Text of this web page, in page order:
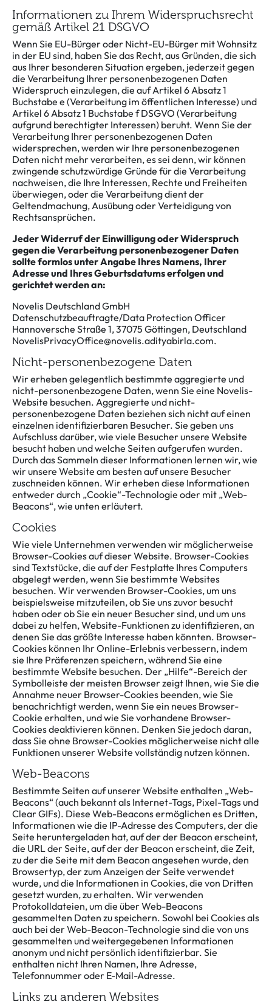
Informationen zu Ihrem Widerspruchsrecht
gemäß Artikel 21 DSGVO
Wenn Sie EU-Bürger oder Nicht-EU-Bürger mit Wohnsitz
in der EU sind, haben Sie das Recht, aus Gründen, die sich
aus Ihrer besonderen Situation ergeben, jederzeit gegen
die Verarbeitung Ihrer personenbezogenen Daten
Widerspruch einzulegen, die auf Artikel 6 Absatz 1
Buchstabe e (Verarbeitung im öffentlichen Interesse) und
Artikel 6 Absatz 1 Buchstabe f DSGVO (Verarbeitung
aufgrund berechtigter Interessen) beruht. Wenn Sie der
Verarbeitung Ihrer personenbezogenen Daten
widersprechen, werden wir Ihre personenbezogenen
Daten nicht mehr verarbeiten, es sei denn, wir können
zwingende schutzwürdige Gründe für die Verarbeitung
nachweisen, die Ihre Interessen, Rechte und Freiheiten
überwiegen, oder die Verarbeitung dient der
Geltendmachung, Ausübung oder Verteidigung von
Rechtsansprüchen.
Jeder Widerruf der Einwilligung oder Widerspruch
gegen die Verarbeitung personenbezogener Daten
sollte formlos unter Angabe Ihres Namens, Ihrer
Adresse und Ihres Geburtsdatums erfolgen und
gerichtet werden an:
Novelis Deutschland GmbH
Datenschutzbeauftragte/Data Protection Officer
Hannoversche Straße 1, 37075 Göttingen, Deutschland
NovelisPrivacyOffice@novelis.adityabirla.com.
Nicht-personenbezogene Daten
Wir erheben gelegentlich bestimmte aggregierte und
nicht-personenbezogene Daten, wenn Sie eine Novelis-
Website besuchen. Aggregierte und nicht-
personenbezogene Daten beziehen sich nicht auf einen
einzelnen identifizierbaren Besucher. Sie geben uns
Aufschluss darüber, wie viele Besucher unsere Website
besucht haben und welche Seiten aufgerufen wurden.
Durch das Sammeln dieser Informationen lernen wir, wie
wir unsere Website am besten auf unsere Besucher
zuschneiden können. Wir erheben diese Informationen
entweder durch „Cookie“-Technologie oder mit „Web-
Beacons“, wie unten erläutert.
Cookies
Wie viele Unternehmen verwenden wir möglicherweise
Browser-Cookies auf dieser Website. Browser-Cookies
sind Textstücke, die auf der Festplatte Ihres Computers
abgelegt werden, wenn Sie bestimmte Websites
besuchen. Wir verwenden Browser-Cookies, um uns
beispielsweise mitzuteilen, ob Sie uns zuvor besucht
haben oder ob Sie ein neuer Besucher sind, und um uns
dabei zu helfen, Website-Funktionen zu identifizieren, an
denen Sie das größte Interesse haben könnten. Browser-
Cookies können Ihr Online-Erlebnis verbessern, indem
sie Ihre Präferenzen speichern, während Sie eine
bestimmte Website besuchen. Der „Hilfe“-Bereich der
Symbolleiste der meisten Browser zeigt Ihnen, wie Sie die
Annahme neuer Browser-Cookies beenden, wie Sie
benachrichtigt werden, wenn Sie ein neues Browser-
Cookie erhalten, und wie Sie vorhandene Browser-
Cookies deaktivieren können. Denken Sie jedoch daran,
dass Sie ohne Browser-Cookies möglicherweise nicht alle
Funktionen unserer Website vollständig nutzen können.
Web-Beacons
Bestimmte Seiten auf unserer Website enthalten „Web-
Beacons“ (auch bekannt als Internet-Tags, Pixel-Tags und
Clear GIFs). Diese Web-Beacons ermöglichen es Dritten,
Informationen wie die IP-Adresse des Computers, der die
Seite heruntergeladen hat, auf der der Beacon erscheint,
die URL der Seite, auf der der Beacon erscheint, die Zeit,
zu der die Seite mit dem Beacon angesehen wurde, den
Browsertyp, der zum Anzeigen der Seite verwendet
wurde, und die Informationen in Cookies, die von Dritten
gesetzt wurden, zu erhalten. Wir verwenden
Protokolldateien, um die über Web-Beacons
gesammelten Daten zu speichern. Sowohl bei Cookies als
auch bei der Web-Beacon-Technologie sind die von uns
gesammelten und weitergegebenen Informationen
anonym und nicht persönlich identifizierbar. Sie
enthalten nicht Ihren Namen, Ihre Adresse,
Telefonnummer oder E-Mail-Adresse.
Links zu anderen Websites